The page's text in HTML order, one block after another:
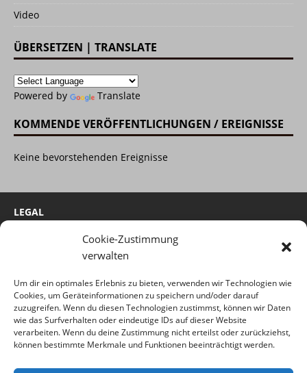
Cookie-Zustimmung
verwalten
Um dir ein optimales Erlebnis zu bieten, verwenden wir Technologien wie
Cookies, um Geräteinformationen zu speichern und/oder darauf
zuzugreifen. Wenn du diesen Technologien zustimmst, können wir Daten
wie das Surfverhalten oder eindeutige IDs auf dieser Website
verarbeiten. Wenn du deine Zustimmung nicht erteilst oder zurückziehst,
können bestimmte Merkmale und Funktionen beeinträchtigt werden.
Video
ÜBERSETZEN | TRANSLATE
Powered by Translate
KOMMENDE VERÖFFENTLICHUNGEN / EREIGNISSE
Keine bevorstehenden Ereignisse
LEGAL
Haftungsausschluss
Datenschutzerklärung
(c) 2022 by Time-Hunter